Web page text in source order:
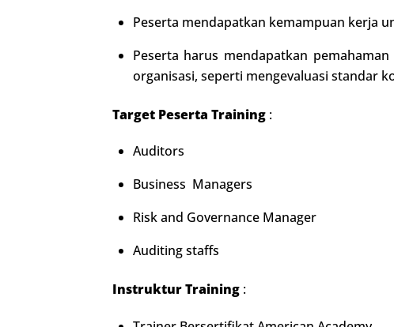
Peserta mendapatkan kemampuan kerja
Peserta harus mendapatkan
organisasi, seperti mengevaluasi standar
Target Peserta Training :
Auditors
Business Managers
Risk and Governance Manager
Auditing staffs
Instruktur Training :